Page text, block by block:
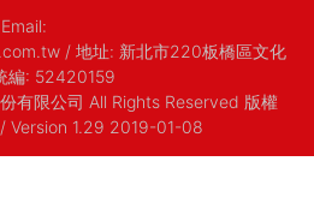
Email:
/ 地址: 新北市220板橋區文化
編: 52420159
有限公司 All Rights Reserved 版權
/ Version 1.29 2019-01-08